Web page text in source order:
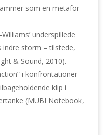
som en metafor
underspillede
storm – tilstede,
& Sound, 2010).
i konfrontationer
klip i
(MUBI Notebook,